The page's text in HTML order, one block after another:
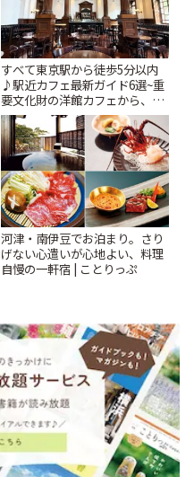
すべて東京駅から徒歩5分以内
♪駅近カフェ最新ガイド6選~重
要文化財の洋館カフェから、改
札すぐのレトロ喫茶まで~ | こと
りっぷ
河津・南伊豆でお泊まり。さり
げない心遣いが心地よい、料理
自慢の一軒宿 | ことりっぷ